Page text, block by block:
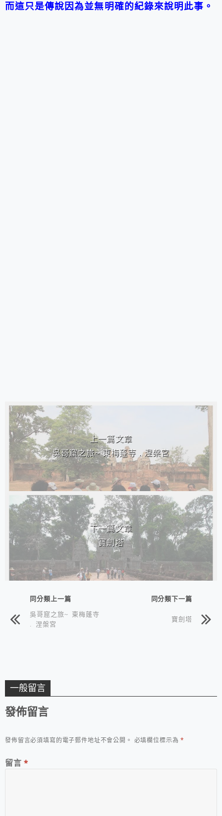
而這只是傳說因為並無明確的紀錄來說明此事。
相連文章
上一篇文章
吳哥窟之旅~ 東梅蓬寺 . 涅槃宮
下一篇文章
寶劍塔
同分類上一篇
吳哥窟之旅~ 東梅蓬寺
. 涅槃宮
同分類下一篇
寶劍塔
一般留言
發佈留言
發佈留言必須填寫的電子郵件地址不會公開。 必填欄位標示為*
留言 *